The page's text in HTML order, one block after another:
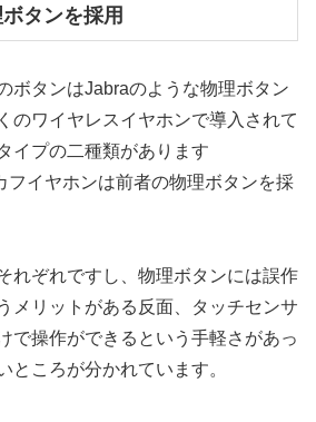
タンを採用
ボタンはJabraのような物理ボタン
のワイヤレスイヤホンで導入されて
イプの二種類があります
フイヤホンは前者の物理ボタンを採
れぞれですし、物理ボタンには誤作
メリットがある反面、タッチセンサ
で操作ができるという手軽さがあっ
ところが分かれています。